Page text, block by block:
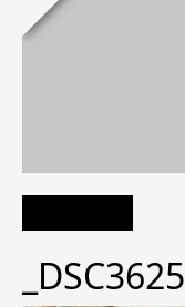
_DSC3625